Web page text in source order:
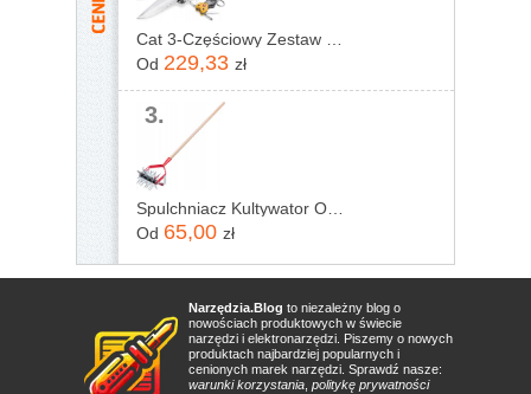
Od 229,33 zł
3.
Od 65,00 zł
Narzędzia.Blog to niezależny blog o
nowościach produktowych w świecie
narzędzi i elektronarzędzi. Piszemy o nowych
produktach najbardziej popularnych i
cenionych marek narzędzi. Sprawdź nasze:
warunki korzystania politykę prywatności